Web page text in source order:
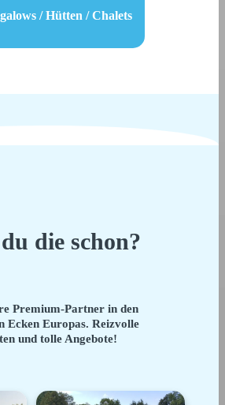
/ Hütten / Chalets
die schon?
Premium-Partner in den
Ecken Europas. Reizvolle
und tolle Angebote!